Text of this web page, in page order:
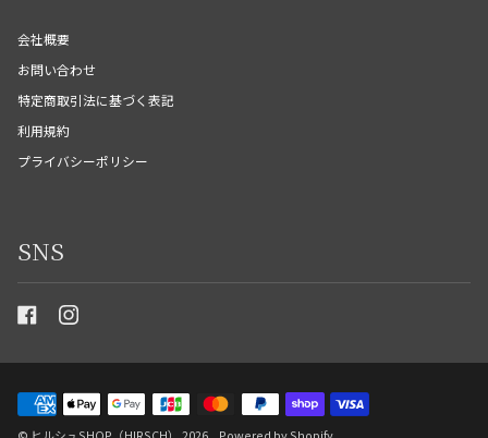
会社概要
お問い合わせ
特定商取引法に基づく表記
利用規約
プライバシーポリシー
SNS